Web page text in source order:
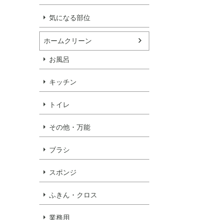
気になる部位
ホームクリーン
お風呂
キッチン
トイレ
その他・万能
ブラシ
スポンジ
ふきん・クロス
業務用